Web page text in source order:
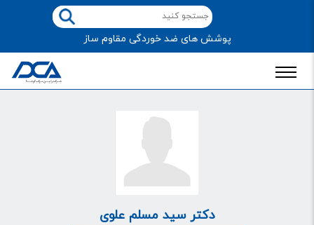
پوشش های ضد خوردگی مقاوم ساز
دکتر سید مسلم علوی